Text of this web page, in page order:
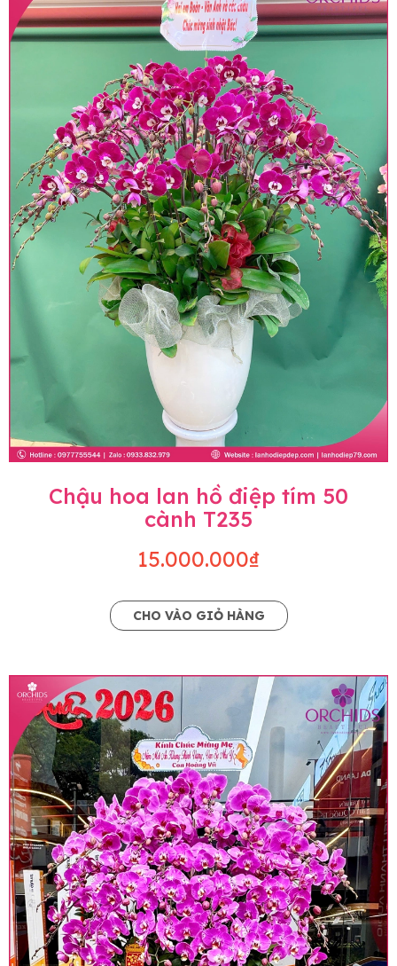
Chậu hoa lan hồ điệp tím 50
cành T235
15.000.000₫
CHO VÀO GIỎ HÀNG